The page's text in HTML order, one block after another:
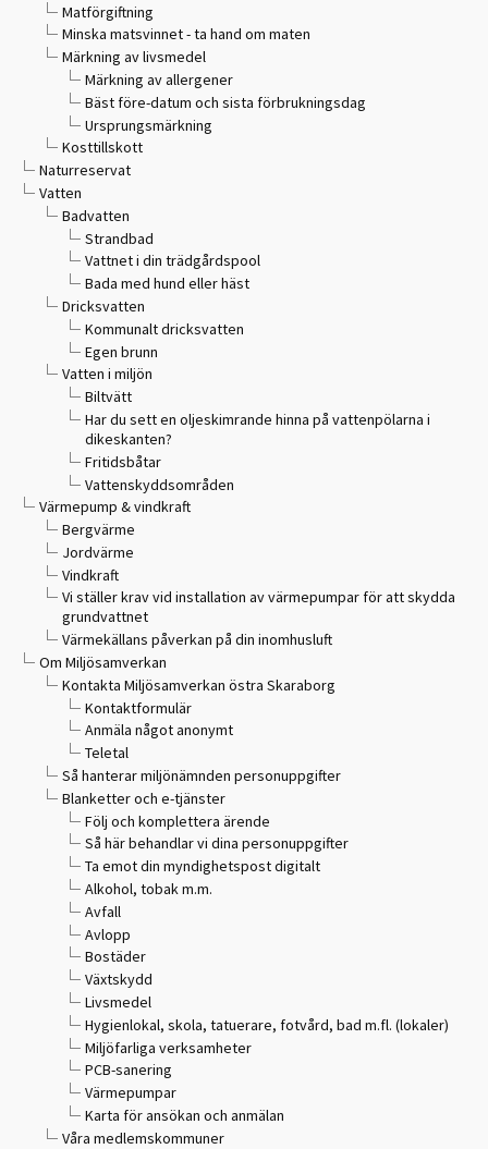
Matförgiftning
Minska matsvinnet - ta hand om maten
Märkning av livsmedel
Märkning av allergener
Bäst före-datum och sista förbrukningsdag
Ursprungsmärkning
Kosttillskott
Naturreservat
Vatten
Badvatten
Strandbad
Vattnet i din trädgårdspool
Bada med hund eller häst
Dricksvatten
Kommunalt dricksvatten
Egen brunn
Vatten i miljön
Biltvätt
Har du sett en oljeskimrande hinna på vattenpölarna i
dikeskanten?
Fritidsbåtar
Vattenskyddsområden
Värmepump & vindkraft
Bergvärme
Jordvärme
Vindkraft
Vi ställer krav vid installation av värmepumpar för att skydda
grundvattnet
Värmekällans påverkan på din inomhusluft
Om Miljösamverkan
Kontakta Miljösamverkan östra Skaraborg
Kontaktformulär
Anmäla något anonymt
Teletal
Så hanterar miljönämnden personuppgifter
Blanketter och e-tjänster
Följ och komplettera ärende
Så här behandlar vi dina personuppgifter
Ta emot din myndighetspost digitalt
Alkohol, tobak m.m.
Avfall
Avlopp
Bostäder
Växtskydd
Livsmedel
Hygienlokal, skola, tatuerare, fotvård, bad m.fl. (lokaler)
Miljöfarliga verksamheter
PCB-sanering
Värmepumpar
Karta för ansökan och anmälan
Våra medlemskommuner